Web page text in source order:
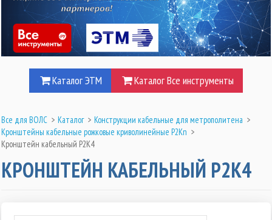
Каталог ЭТМ Каталог Все инструменты
Все для ВОЛС > Каталог > Конструкции кабельные для метрополитена >
Кронштейны кабельные рожковые криволинейные Р2Кn >
Кронштейн кабельный Р2К4
КРОНШТЕЙН КАБЕЛЬНЫЙ Р2К4